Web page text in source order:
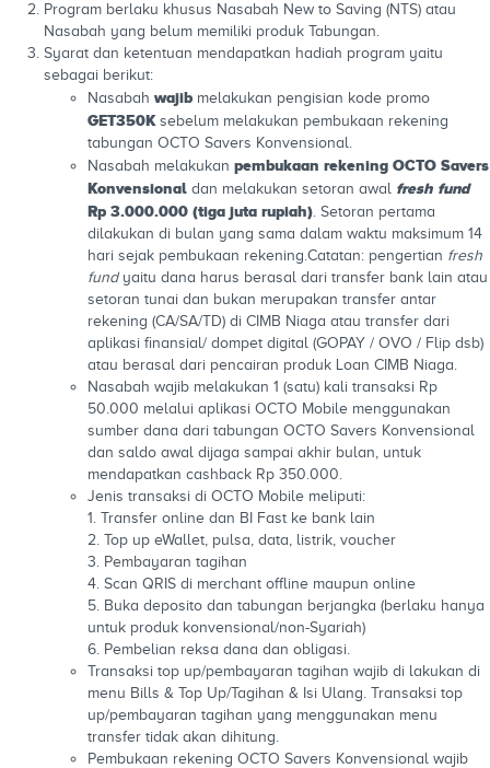
Program berlaku khusus Nasabah New to Saving (NTS) atau
Nasabah yang belum memiliki produk Tabungan.
Syarat dan ketentuan mendapatkan hadiah program yaitu
sebagai berikut:
Nasabah wajib melakukan pengisian kode promo
GET350K sebelum melakukan pembukaan rekening
tabungan OCTO Savers Konvensional.
Nasabah melakukan pembukaan rekening OCTO Savers
Konvensional dan melakukan setoran awal fresh fund
Rp 3.000.000 (tiga juta rupiah). Setoran pertama
dilakukan di bulan yang sama dalam waktu maksimum 14
hari sejak pembukaan rekening.Catatan: pengertian fresh
fundyaitu dana harus berasal dari transfer bank lain atau
setoran tunai dan bukan merupakan transfer antar
rekening (CA/SA/TD) di CIMB Niaga atau transfer dari
aplikasi finansial/ dompet digital (GOPAY / OVO / Flip dsb)
atau berasal dari pencairan produk Loan CIMB Niaga.
Nasabah wajib melakukan 1 (satu) kali transaksi Rp
50.000 melalui aplikasi OCTO Mobile menggunakan
sumber dana dari tabungan OCTO Savers Konvensional
dan saldo awal dijaga sampai akhir bulan, untuk
mendapatkan cashback Rp 350.000.
Jenis transaksi di OCTO Mobile meliputi:
1. Transfer online dan BI Fast ke bank lain
2. Top up eWallet, pulsa, data, listrik, voucher
3. Pembayaran tagihan
4. Scan QRIS di merchant offline maupun online
5. Buka deposito dan tabungan berjangka (berlaku hanya
untuk produk konvensional/non-Syariah)
6. Pembelian reksa dana dan obligasi.
Transaksi top up/pembayaran tagihan wajib di lakukan di
menu Bills & Top Up/Tagihan & Isi Ulang. Transaksi top
up/pembayaran tagihan yang menggunakan menu
transfer tidak akan dihitung.
Pembukaan rekening OCTO Savers Konvensional wajib